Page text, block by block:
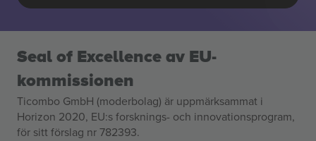
Seal of Excellence av EU-
kommissionen
Ticombo GmbH (moderbolag) är uppmärksammat i
Horizon 2020, EU:s forsknings- och innovationsprogram,
för sitt förslag nr 782393.